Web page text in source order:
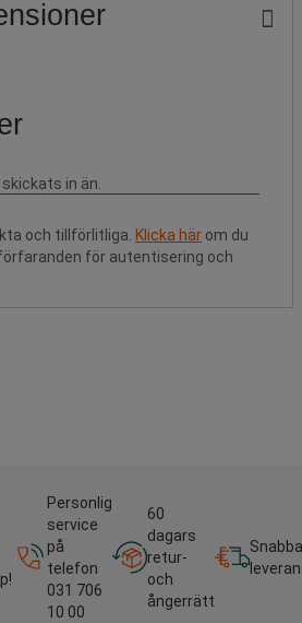
och tillförlitliga. Klicka här om du
för autentisering och
Personlig
service
på
telefon
031 706
10 00
60
dagars
retur-
och
ångerrätt
Snabba